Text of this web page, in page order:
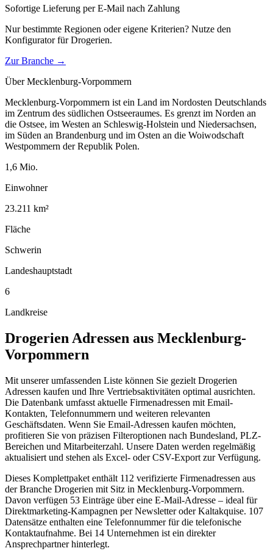
Sofortige Lieferung per E-Mail nach Zahlung
Nur bestimmte Regionen oder eigene Kriterien? Nutze den
Konfigurator fürDrogerien.
Zur Branche →
ÜberMecklenburg-Vorpommern
Mecklenburg-Vorpommern ist ein Land im Nordosten Deutschlands
im Zentrum des südlichen Ostseeraumes. Es grenzt im Norden an
die Ostsee, im Westen an Schleswig-Holstein und Niedersachsen,
im Süden an Brandenburg und im Osten an die Woiwodschaft
Westpommern der Republik Polen.
1,6 Mio.
Einwohner
23.211 km²
Fläche
Schwerin
Landeshauptstadt
6
Landkreise
Drogerien Adressen aus Mecklenburg-
Vorpommern
Mit unserer umfassenden Liste können Sie gezielt Drogerien
Adressen kaufen und Ihre Vertriebsaktivitäten optimal ausrichten.
Die Datenbank umfasst aktuelle Firmenadressen mit Email-
Kontakten, Telefonnummern und weiteren relevanten
Geschäftsdaten. Wenn Sie Email-Adressen kaufen möchten,
profitieren Sie von präzisen Filteroptionen nach Bundesland, PLZ-
Bereichen und Mitarbeiterzahl. Unsere Daten werden regelmäßig
aktualisiert und stehen als Excel- oder CSV-Export zur Verfügung.
Dieses Komplettpaket enthält 112 verifizierte Firmenadressen aus
der Branche Drogerien mit Sitz in Mecklenburg-Vorpommern.
Davon verfügen 53 Einträge über eine E-Mail-Adresse – ideal für
Direktmarketing-Kampagnen per Newsletter oder Kaltakquise. 107
Datensätze enthalten eine Telefonnummer für die telefonische
Kontaktaufnahme. Bei 14 Unternehmen ist ein direkter
Ansprechpartner hinterlegt.